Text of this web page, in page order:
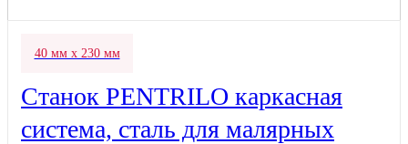
40 мм х 230 мм
Станок PENTRILO каркасная
система, сталь для малярных